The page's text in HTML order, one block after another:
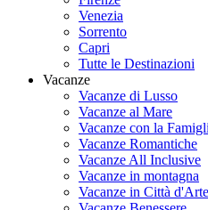
Venezia
Sorrento
Capri
Tutte le Destinazioni
Vacanze
Vacanze di Lusso
Vacanze al Mare
Vacanze con la
Vacanze Romantiche
Vacanze All Inclusive
Vacanze in montagna
Vacanze in Città d'Arte